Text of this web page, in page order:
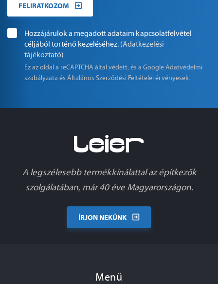
FELIRATKOZOM
Hozzájárulok a megadott adataim kapcsolatfelvétel
céljából történő kezeléséhez. (Adatkezelési
tájékoztató)
Ez az oldal a reCAPTCHA által védett, és a GoogleAdatvédelmi
szabályzata és Általános Szerződési Feltételeiérvényesek.
A legszélesebb termékkínálattal az építkezők
szolgálatában, már 40 éve Magyarországon.
ÍRJON NEKÜNK
Menü